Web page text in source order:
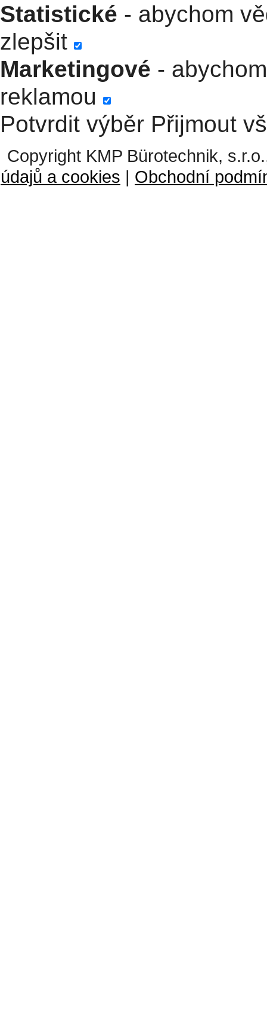
Statistické - abychom
zlepšit
Marketingové -
reklamou
Potvrdit výběr Přijmout
Copyright KMP Bürotechnik,
údajů a cookies | Obchodní